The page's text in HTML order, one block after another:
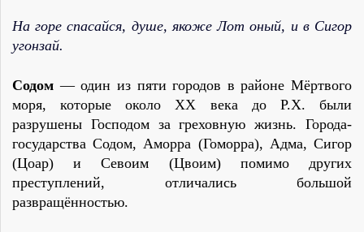
На горе спасайся, душе, якоже Лот оный, и в Сигор
угонзай.
Содом — один из пяти городов в районе Мёртвого
моря, которые около ХХ века до Р.Х. были
разрушены Господом за греховную жизнь. Города-
государства Содом, Аморра (Гоморра), Адма, Сигор
(Цоар) и Севоим (Цвоим) помимо других
преступлений, отличались большой
развращённостью.